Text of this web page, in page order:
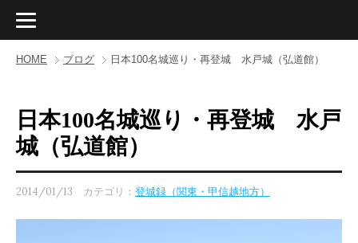
HOME ブログ 日本100名城巡り・再登城 水戸城（弘道館）
日本100名城巡り・再登城 水戸
城（弘道館）
2014/01/13 カテゴリ： 登城録（関東・甲信越地方）